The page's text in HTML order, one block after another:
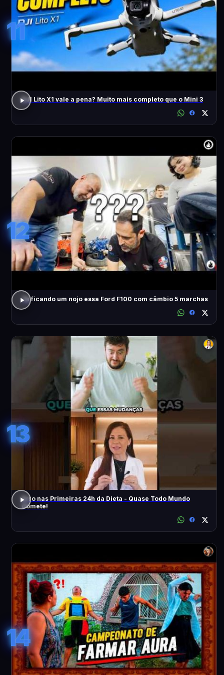
11
DJI Lito X1 vale a pena? Muito mais completo que o Mini 3
12
Tá ficando um nojo essa Ford F100 com câmbio 5 marchas
13
Erro nas Primeiras 24h da Dieta - Quase Todo Mundo
Comete!
14